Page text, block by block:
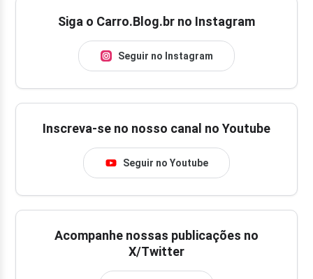
Siga o Carro.Blog.br no Instagram
Seguir no Instagram
Inscreva-se no nosso canal no Youtube
Seguir no Youtube
Acompanhe nossas publicações no
X/Twitter